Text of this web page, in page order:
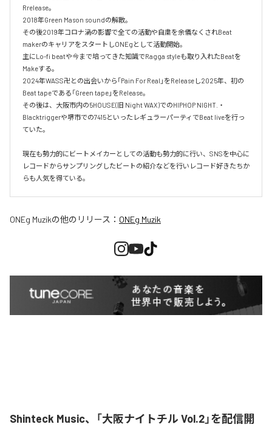
Rrelease。
2018年Green Mason soundの解散。
その後2019年コロナ渦の影響で全ての活動や自粛を余儀なくされBeat
makerのキャリアをスタートしONEgとして活動開始。
主にLo-fi beatや今まで培ってきた知識でRagga styleも取り入れたBeatを
Makeする。
2024年WASS卍との出会いから「Pain For Real」をReleaseし2025年、初の
Beat tapeである「Green tape」をRelease。
その後は、大阪市内の5HOUSE(旧 Night WAX)でのHIPHOP NIGHT.・
Blacktriggerや堺市での7415といったレギュラーパーティでBeat liveを行っ
ていた。
現在も勢力的にビートメイカーとしての活動も勢力的に行い、SNSを中心に
レコードからサンプリングしたビートの紹介などを行いレコード好きたちか
らも人気を得ている。
ONEg Muzikの他のリリース： ONEg Muzik
Shinteck Music、「大阪ナイトチル Vol.2」を配信開